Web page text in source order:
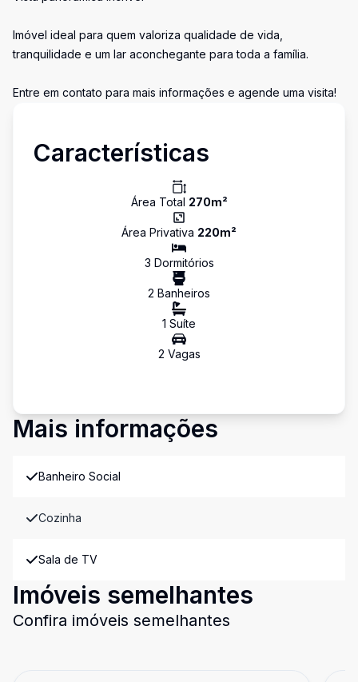
Imóvel ideal para quem valoriza qualidade de vida,
tranquilidade e um lar aconchegante para toda a família.
Entre em contato para mais informações e agende uma visita!
Características
Área Total 270m²
Área Privativa 220m²
3 Dormitórios
2 Banheiros
1 Suíte
2 Vagas
Mais informações
Banheiro Social
Cozinha
Sala de TV
Imóveis semelhantes
Confira imóveis semelhantes